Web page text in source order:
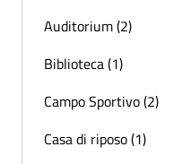
Auditorium (2)
Biblioteca (1)
Campo Sportivo (2)
Casa di riposo (1)